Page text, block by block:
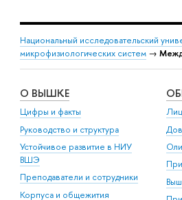
Национальный исследовательский
микрофизиологических систем →
О ВЫШКЕ
Цифры и факты
Руководство и структура
Устойчивое развитие в НИУ
ВШЭ
Преподаватели и сотрудники
Корпуса и общежития